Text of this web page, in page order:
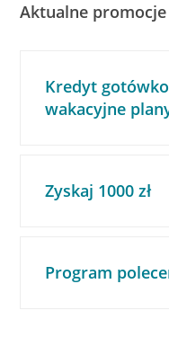
Aktualne promocje
Kredyt
wakacyjne
Zyskaj 1000 zł
Program